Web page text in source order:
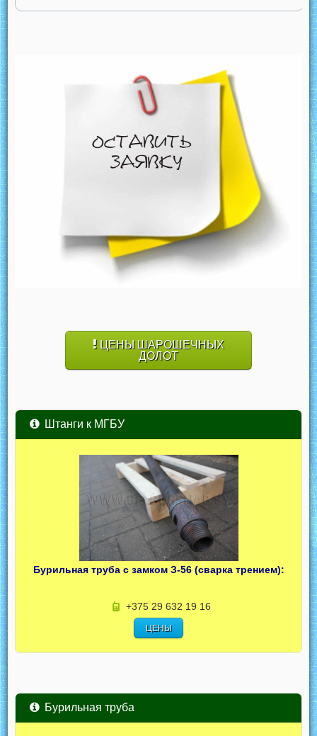
ЦЕНЫ ШАРОШЕЧНЫХ
ДОЛОТ
Штанги к МГБУ
Бурильная труба с замком З-56 (сварка трением):
+375 29 632 19 16
ЦЕНЫ
Бурильная труба